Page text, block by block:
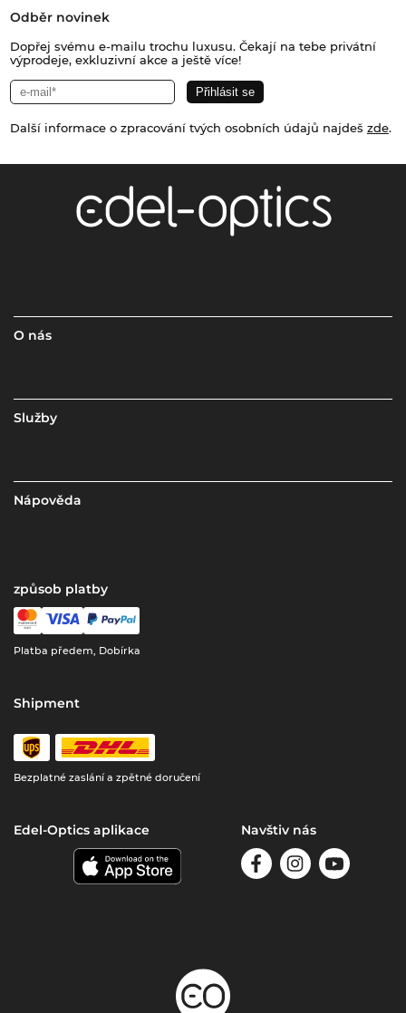
Odběr novinek
Dopřej svému e-mailu trochu luxusu. Čekají na tebe privátní
výprodeje, exkluzivní akce a ještě více!
Další informace o zpracování tvých osobních údajů najdeš zde.
O nás
Služby
Nápověda
způsob platby
Platba předem, Dobírka
Shipment
Bezplatné zaslání a zpětné doručení
Edel-Optics aplikace Navštiv nás